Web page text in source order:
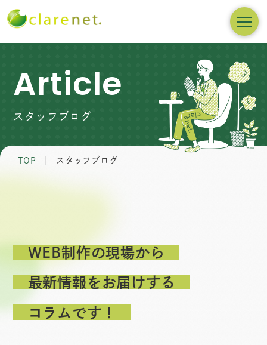
Article
スタッフブログ
TOP スタッフブログ
WEB制作の現場から
最新情報をお届けする
コラムです！